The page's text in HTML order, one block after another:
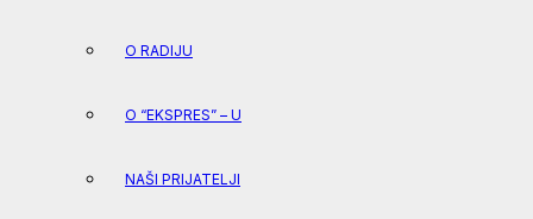
O RADIJU
O “EKSPRES” – U
NAŠI PRIJATELJI